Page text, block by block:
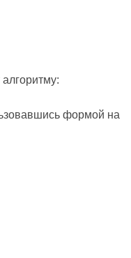
формой на